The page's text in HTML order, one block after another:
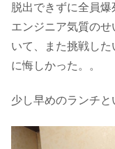
脱出できずに全員爆
エンジニア気質の
いて、また挑戦し
に悔しかった。。
少し早めのランチと